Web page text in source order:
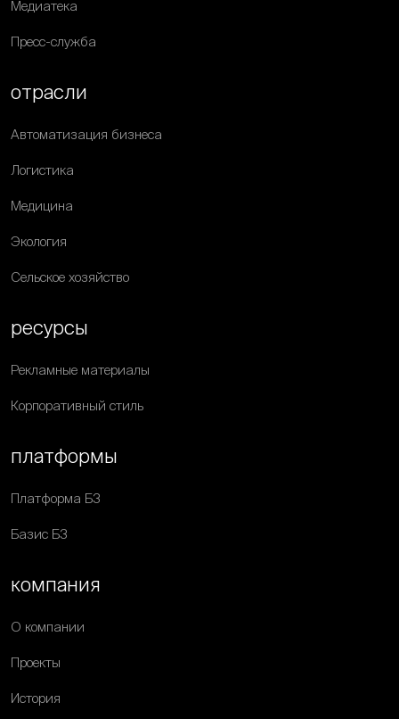
Медиатека
Пресс-служба
отрасли
Автоматизация бизнеса
Логистика
Медицина
Экология
Сельское хозяйство
ресурсы
Рекламные материалы
Корпоративный стиль
платформы
Платформа Б3
Базис Б3
компания
О компании
Проекты
История